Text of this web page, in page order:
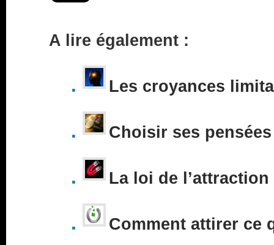
A lire également :
Les croyances
Choisir ses pensées
La loi de l’attraction
Comment attirer ce